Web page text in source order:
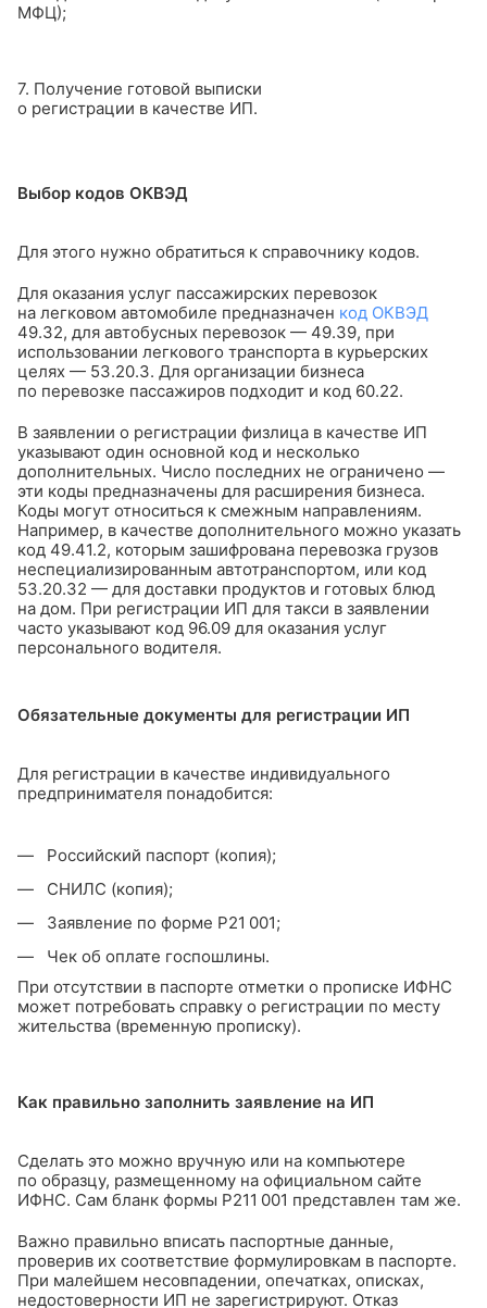
МФЦ);
7. Получение готовой выписки
о регистрации в качестве ИП.
Выбор кодов ОКВЭД
Для этого нужно обратиться к справочнику кодов.
Для оказания услуг пассажирских перевозок
на легковом автомобиле предназначен код ОКВЭД
49.32, для автобусных перевозок — 49.39, при
использовании легкового транспорта в курьерских
целях — 53.20.3. Для организации бизнеса
по перевозке пассажиров подходит и код 60.22.
В заявлении о регистрации физлица в качестве ИП
указывают один основной код и несколько
дополнительных. Число последних не ограничено —
эти коды предназначены для расширения бизнеса.
Коды могут относиться к смежным направлениям.
Например, в качестве дополнительного можно указать
код 49.41.2, которым зашифрована перевозка грузов
неспециализированным автотранспортом, или код
53.20.32 — для доставки продуктов и готовых блюд
на дом. При регистрации ИП для такси в заявлении
часто указывают код 96.09 для оказания услуг
персонального водителя.
Обязательные документы для регистрации ИП
Для регистрации в качестве индивидуального
предпринимателя понадобится:
Российский паспорт (копия);
СНИЛС (копия);
Заявление по форме Р21 001;
Чек об оплате госпошлины.
При отсутствии в паспорте отметки о прописке ИФНС
может потребовать справку о регистрации по месту
жительства (временную прописку).
Как правильно заполнить заявление на ИП
Сделать это можно вручную или на компьютере
по образцу, размещенному на официальном сайте
ИФНС. Сам бланк формы Р211 001 представлен там же.
Важно правильно вписать паспортные данные,
проверив их соответствие формулировкам в паспорте.
При малейшем несовпадении, опечатках, описках,
недостоверности ИП не зарегистрируют. Отказ